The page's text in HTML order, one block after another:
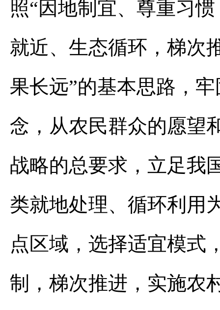
照“因地制宜、尊重习
就近、生态循环，梯次
果长远”的基本思路，
念，从农民群众的愿望
战略的总要求，立足我
类就地处理、循环利用
点区域，选择适宜模式
制，梯次推进，实施农